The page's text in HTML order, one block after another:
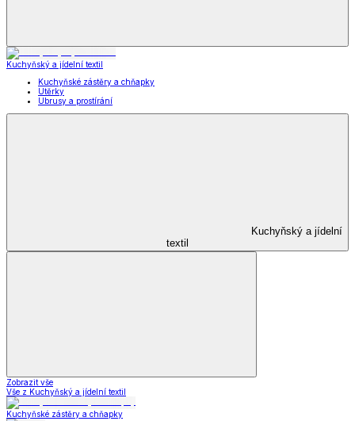
Kuchyňský a jídelní textil
Kuchyňské zástěry a chňapky
Utěrky
Ubrusy a prostírání
Kuchyňský a jídelní
textil
Zobrazit vše
Vše z Kuchyňský a jídelní textil
Kuchyňské zástěry a chňapky